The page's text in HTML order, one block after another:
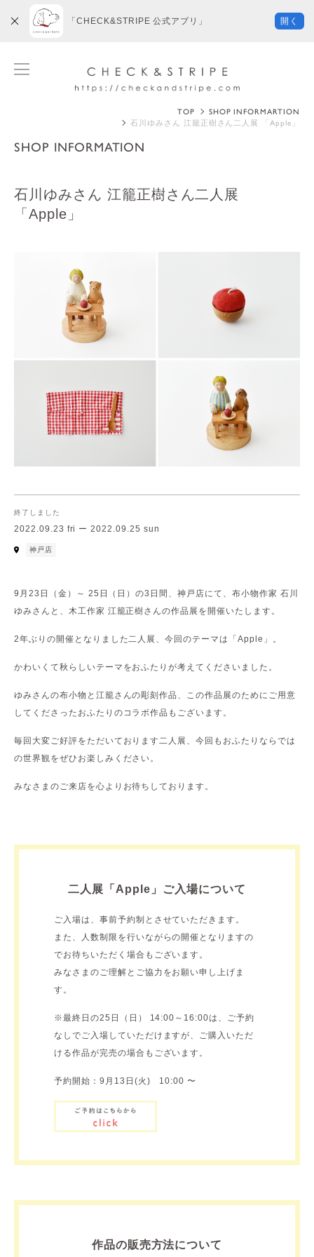
TOP
SHOP INFORMARTION
石川ゆみさん 江籠正樹さん二人展 「Apple」
SHOP INFORMATION
石川ゆみさん 江籠正樹さん二人展
「Apple」
終了しました
2022.09.23 fri ー 2022.09.25 sun
神戸店
9月23日（金）～ 25日（日）の3日間、神戸店にて、布小物作家 石川
ゆみさんと、木工作家 江籠正樹さんの作品展を開催いたします。
2年ぶりの開催となりました二人展、今回のテーマは「Apple」。
かわいくて秋らしいテーマをおふたりが考えてくださいました。
ゆみさんの布小物と江籠さんの彫刻作品、この作品展のためにご用意
してくださったおふたりのコラボ作品もございます。
毎回大変ご好評をただいております二人展、今回もおふたりならでは
の世界観をぜひお楽しみください。
みなさまのご来店を心よりお待ちしております。
二人展「Apple」ご入場について
ご入場は、事前予約制とさせていただきます。
また、人数制限を行いながらの開催となりますの
でお待ちいただく場合もございます。
みなさまのご理解とご協力をお願い申し上げま
す。
※最終日の25日（日） 14:00～16:00は、ご予約
なしでご入場していただけますが、ご購入いただ
ける作品が完売の場合もございます。
予約開始：9月13日(火) 10:00 〜
作品の販売方法について
「CHECK&STRIPE 公式アプリ」 開く